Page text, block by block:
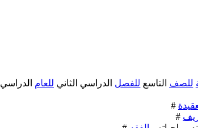
للصف التاسع للفصل الدراسي الثاني للعام الدراسي 2024-2025
#
#